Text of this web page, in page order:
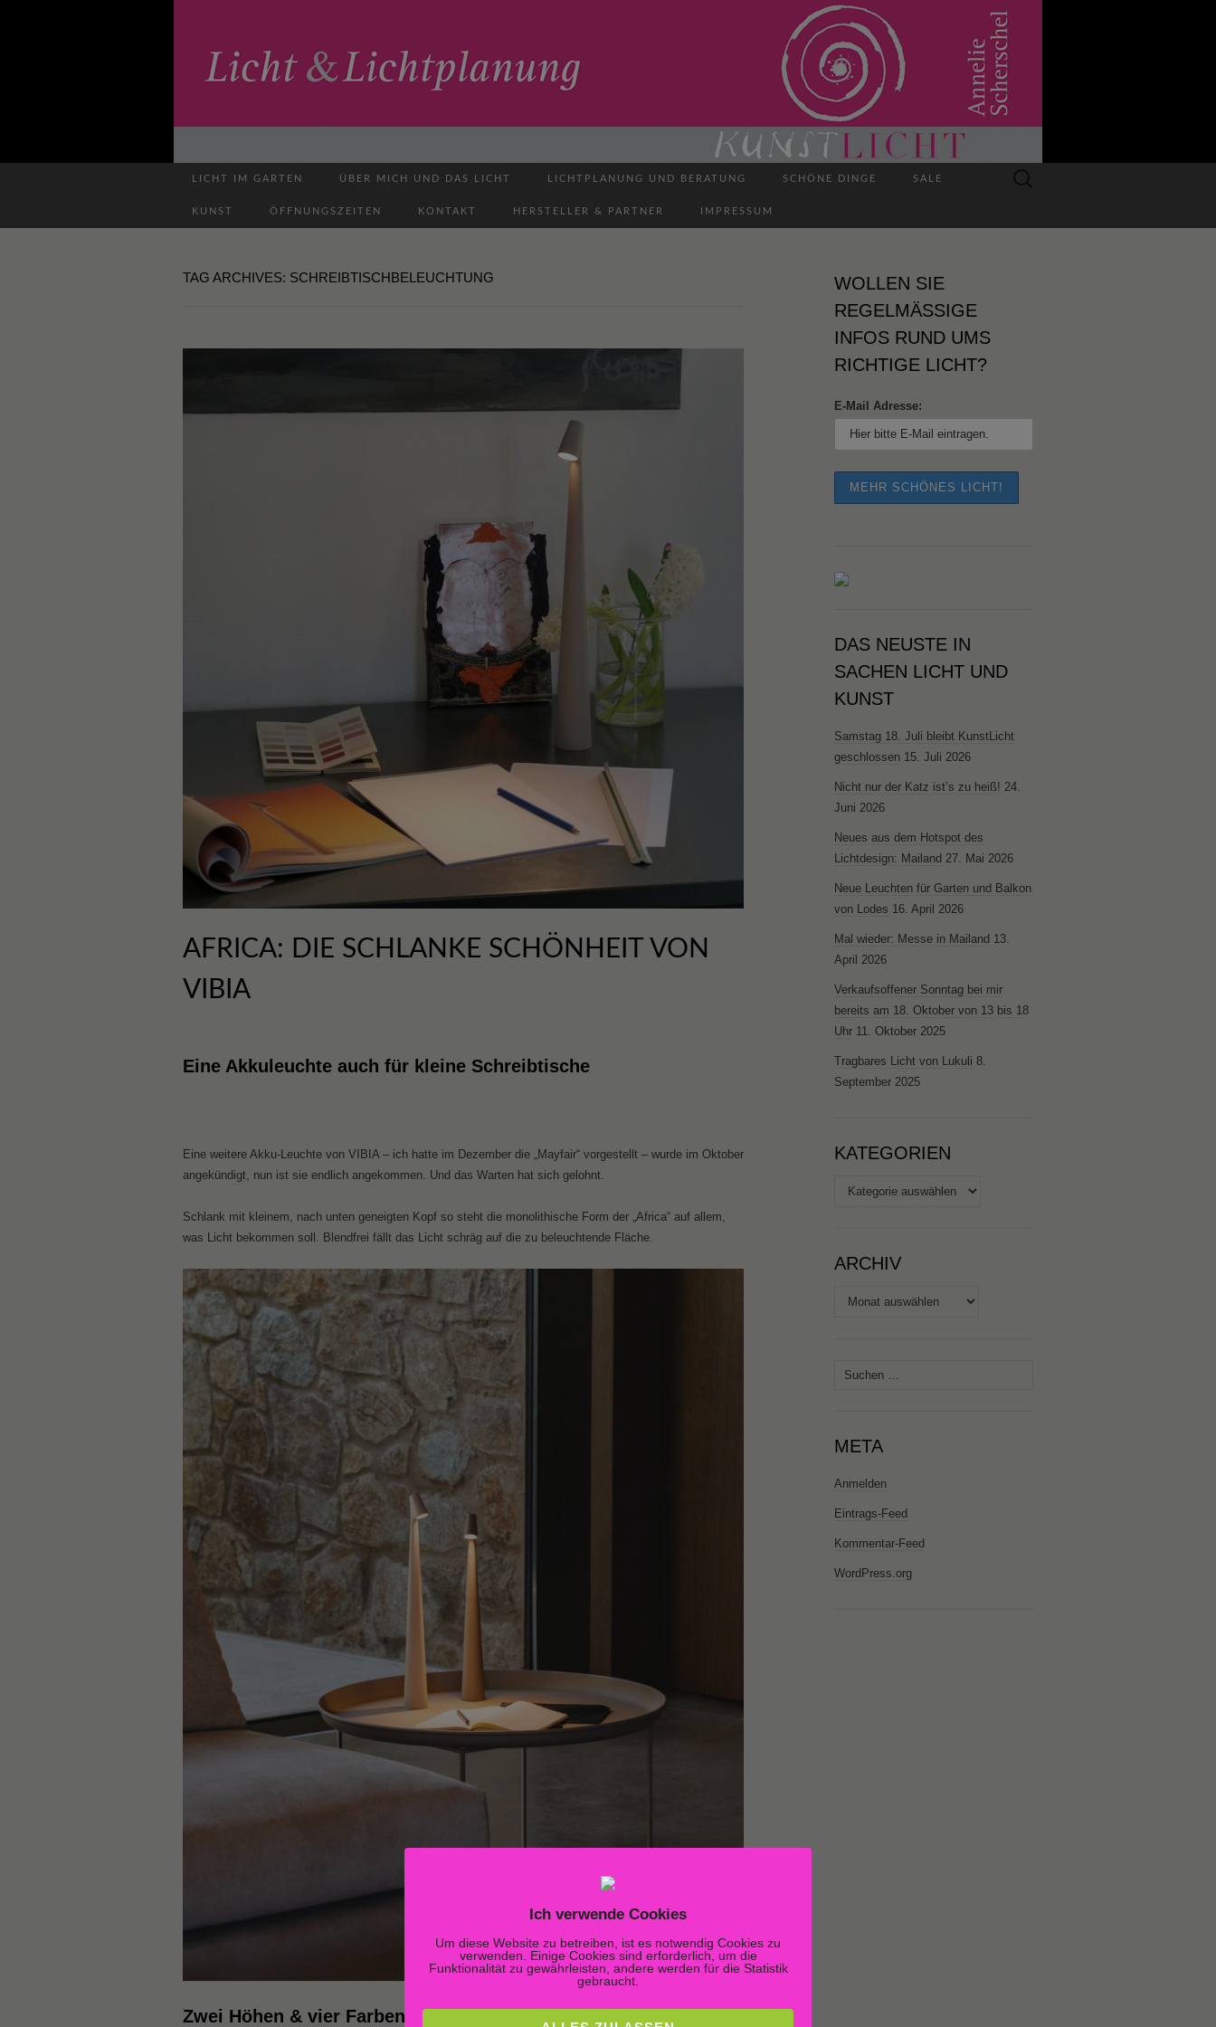
LICHT IM GARTEN ÜBER MICH UND DAS LICHT LICHTPLANUNG UND BERATUNG SCHÖNE DINGE SALE
KUNST ÖFFNUNGSZEITEN KONTAKT HERSTELLER & PARTNER IMPRESSUM
TAG ARCHIVES: SCHREIBTISCHBELEUCHTUNG
AFRICA: DIE SCHLANKE SCHÖNHEIT VON
VIBIA
Eine Akkuleuchte auch für kleine Schreibtische
Eine weitere Akku-Leuchte von VIBIA – ich hatte im Dezember die „Mayfair“ vorgestellt – wurde im Oktober
angekündigt, nun ist sie endlich angekommen. Und das Warten hat sich gelohnt.
Schlank mit kleinem, nach unten geneigten Kopf so steht die monolithische Form der „Africa“ auf allem,
was Licht bekommen soll. Blendfrei fällt das Licht schräg auf die zu beleuchtende Fläche.
Zwei Höhen & vier Farben
WOLLEN SIE
REGELMÄSSIGE I
NFOS RUND UMS R
ICHTIGE LICHT?
E-Mail Adresse:
DAS NEUSTE IN
SACHEN LICHT UND
KUNST
Samstag 18. Juli bleibt KunstLicht
geschlossen 15. Juli 2026
Nicht nur der Katz ist’s zu heiß! 24.
Juni 2026
Neues aus dem Hotspot des
Lichtdesign: Mailand 27. Mai 2026
Neue Leuchten für Garten und Balkon
von Lodes 16. April 2026
Mal wieder: Messe in Mailand 13.
April 2026
Verkaufsoffener Sonntag bei mir
bereits am 18. Oktober von 13 bis 18
Uhr 11. Oktober 2025
Tragbares Licht von Lukuli 8.
September 2025
KATEGORIEN
Kategorien
ARCHIV
Archiv
Suchen
META
Anmelden
Eintrags-Feed
Kommentar-Feed
WordPress.org
Ich verwende Cookies
Um diese Website zu betreiben, ist es notwendig Cookies zu
verwenden. Einige Cookies sind erforderlich, um die
Funktionalität zu gewährleisten, andere werden für die Statistik
gebraucht.